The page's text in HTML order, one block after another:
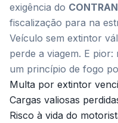
exigência do
fiscalização para na
Veículo sem extintor
perde a viagem. E
um princípio de fogo
Multa por extintor
Cargas valiosas
Risco à vida do